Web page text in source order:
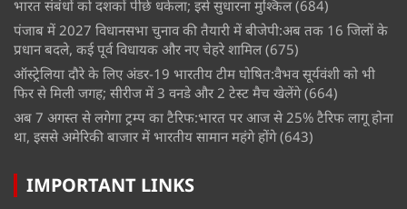
भारत संबंधों को दशकों पीछे धकेला; इसे सुधारना मुश्किल (684)
पंजाब में 2027 विधानसभा चुनाव की तैयारी में बीजेपी:अब तक 16 जिलों के
प्रधान बदले, कई पूर्व विधायक और नए चेहरे शामिल (675)
ऑस्ट्रेलिया दौरे के लिए अंडर-19 भारतीय टीम घोषित:वैभव सूर्यवंशी को भी
फिर से मिली जगह; सीरीज में 3 वनडे और 2 टेस्ट मैच खेलेंगे (664)
अब 7 अगस्त से लगेगा ट्रम्प का टैरिफ:भारत पर आज से 25% टैरिफ लागू होना
था, इससे अमेरिकी बाजार में भारतीय सामान महंगे होंगे (643)
IMPORTANT LINKS